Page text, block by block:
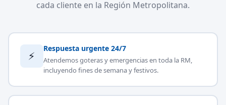
cada cliente en la Región Metropolitana.
⚡
Respuesta urgente 24/7
Atendemos goteras y emergencias en toda la RM,
incluyendo fines de semana y festivos.